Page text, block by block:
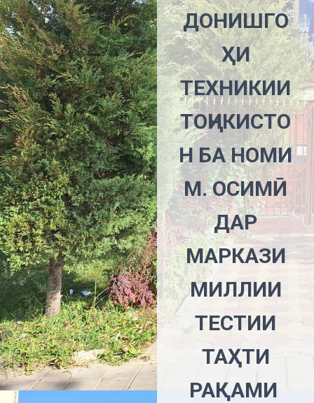
ДОНИШГО
ҲИ
ТЕХНИКИИ
ТОҶИКИСТО
Н БА НОМИ
М. ОСИМӢ
ДАР
МАРКАЗИ
МИЛЛИИ
ТЕСТИИ
ТАҲТИ
РАҚАМИ